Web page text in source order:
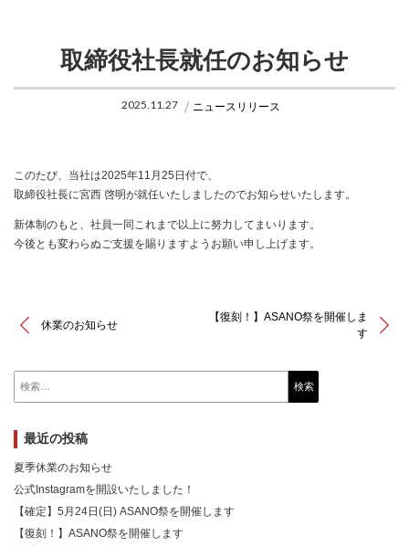
取締役社長就任のお知らせ
2025.11.27 ニュースリリース
このたび、当社は2025年11月25日付で、
取締役社長に宮西 啓明が就任いたしましたのでお知らせいたします。
新体制のもと、社員一同これまで以上に努力してまいります。
今後とも変わらぬご支援を賜りますようお願い申し上げます。
休業のお知らせ
【復刻！】ASANO祭を開催しま
す
索:
最近の投稿
夏季休業のお知らせ
公式Instagramを開設いたしました！
【確定】5月24日(日) ASANO祭を開催します
【復刻！】ASANO祭を開催します